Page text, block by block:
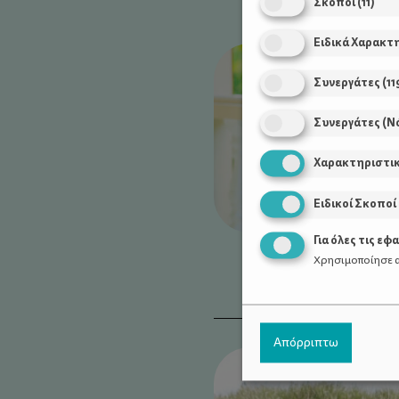
Ειδικά
Συνεργάτες (
Συνεργάτες
Ειδικοί Σκοποί
Για όλες τις
Χρησιμοποίησε
Απόρριπτω